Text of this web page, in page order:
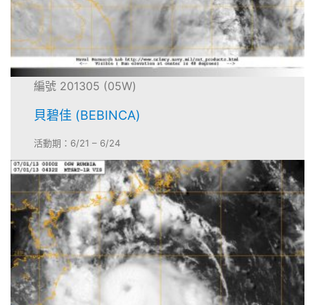
編號 201305 (05W)
貝碧佳 (BEBINCA)
活動期：6/21 – 6/24